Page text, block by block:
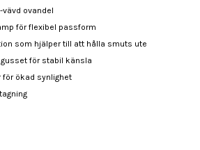
vävd ovandel
för flexibel passform
som hjälper till att hålla smuts ute
för stabil känsla
för ökad synlighet